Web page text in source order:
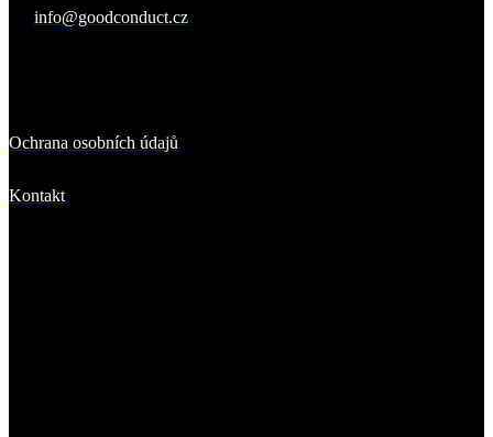
info@goodconduct.cz
Ochrana osobních údajů
Kontakt